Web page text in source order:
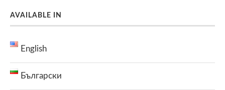
AVAILABLE IN
English
Български